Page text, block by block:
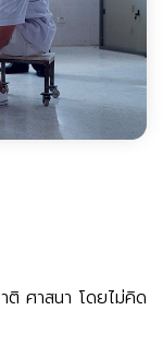
ติ ศาสนา โดยไม่คิด